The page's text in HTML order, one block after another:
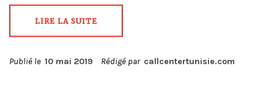
LIRE LA SUITE
Publié le 10 mai 2019 Rédigé par callcentertunisie.com